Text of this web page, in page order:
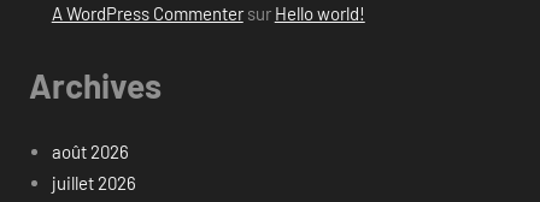
A WordPress Commentersur Hello world!
Archives
août 2026
juillet 2026